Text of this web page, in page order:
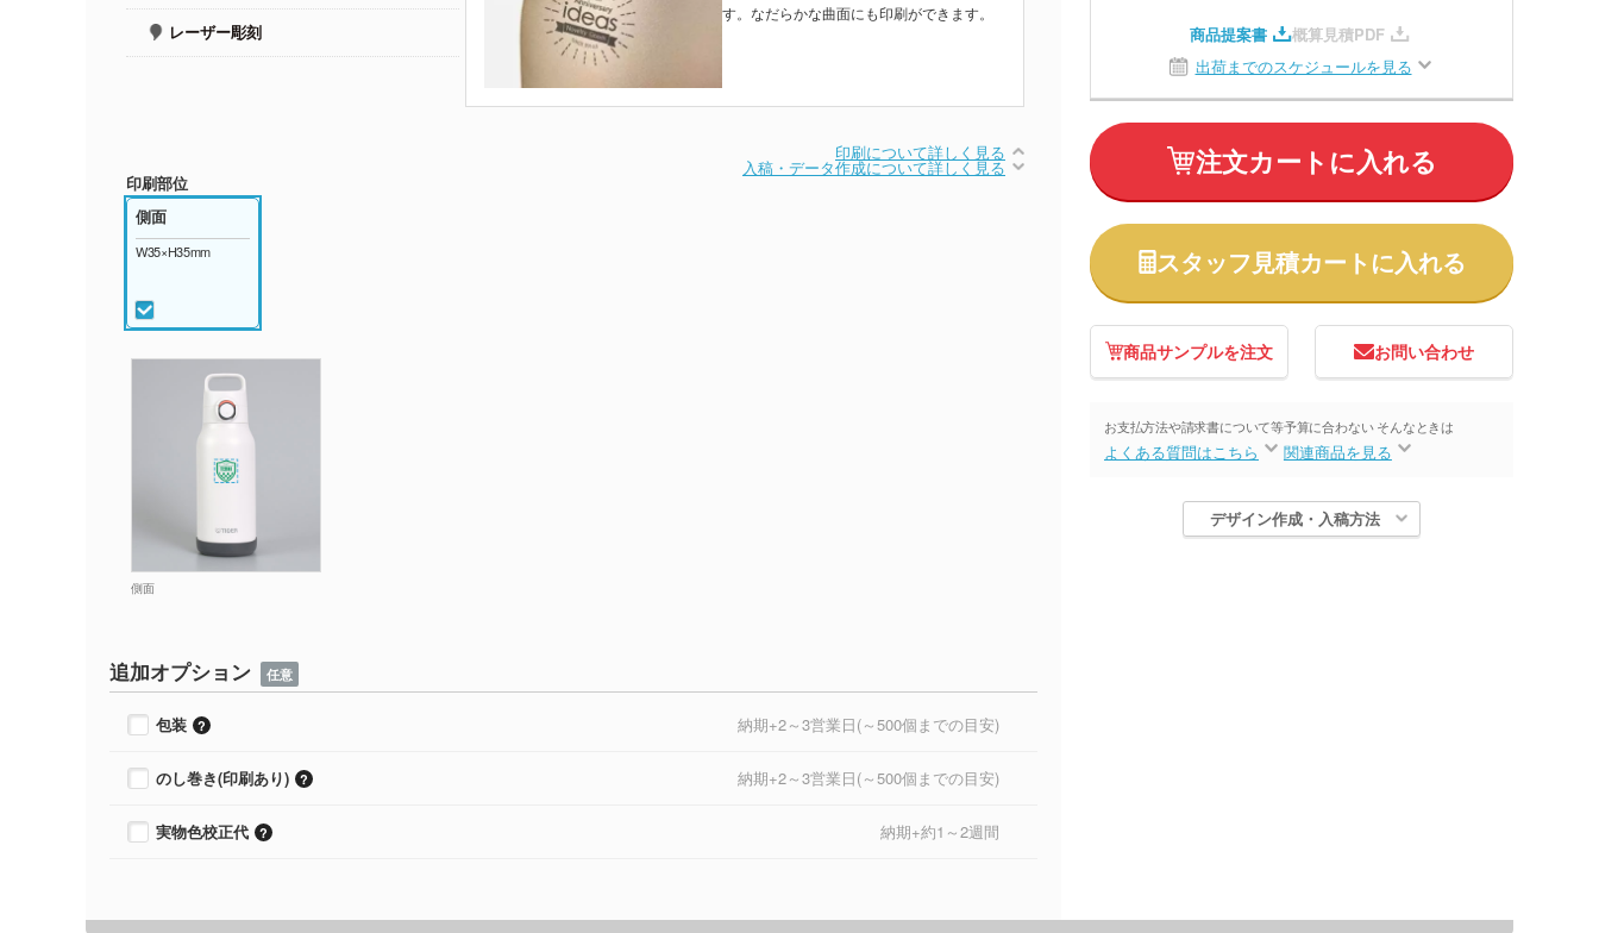
レーザー彫刻
す。なだらかな曲面にも印刷ができます。
印刷について詳しく見る
入稿・データ作成について詳しく見る
印刷部位
側面
W35×H35mm
側面
追加オプション 任意
包装 納期+2～3営業日(～500個までの目安)
のし巻き(印刷あり) 納期+2～3営業日(～500個までの目安)
実物色校正代 納期+約1～2週間
商品提案書
概算見積PDF
出荷までのスケジュールを見る
注文カートに入れる
スタッフ見積カートに入れる
商品サンプルを注文 お問い合わせ
お支払方法や請求書について等
よくある質問はこちら
予算に合わない そんなときは
関連商品を見る
デザイン作成・入稿方法